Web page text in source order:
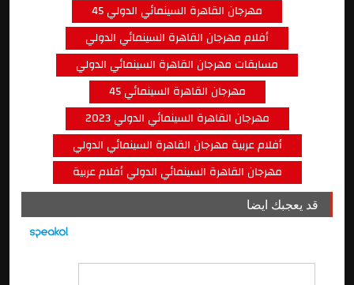
مهرجان القاهرة السينمائي الدولي 45
أفلام مهرجان القاهرة السينمائي الدولي
مسابقات مهرجان القاهرة السينمائي الدولي
مهرجان القاهرة السينمائي 45
مهرجان القاهرة السينمائي الدولي 2023
أفلام عربية مهرجان القاهرة السينمائي الدولي
مهرجان القاهرة السينمائي الدولي أفلام عربية
قد يعجبك ايضا